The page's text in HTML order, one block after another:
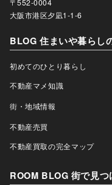
〒552-0004
大阪市港区夕凪1-1-6
BLOG 住まいや暮らし
初めてのひとり暮らし
不動産マメ知識
街・地域情報
不動産売買
不動産買取の完全マップ
ROOM BLOG 街で見